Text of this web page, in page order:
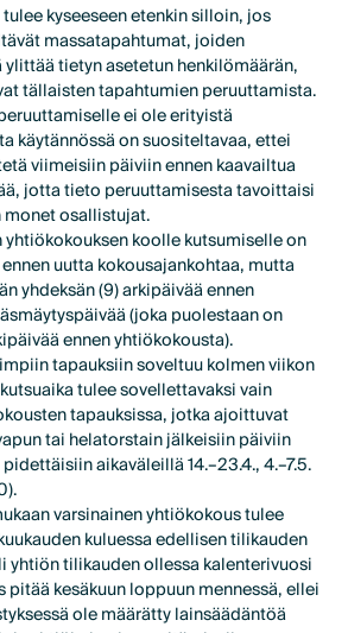
kyseeseen etenkin silloin, jos
massatapahtumat, joiden
tietyn asetetun henkilömäärän,
tällaisten tapahtumien peruuttamista.
ei ole erityistä
käytännössä on suositeltavaa, ettei
viimeisiin päiviin ennen kaavailtua
jotta tieto peruuttamisesta tavoittaisi
osallistujat.
yhtiökokouksen koolle kutsumiselle on
uutta kokousajankohtaa, mutta
yhdeksän (9) arkipäivää ennen
(joka puolestaan on
ennen yhtiökokousta).
tapauksiin soveltuu kolmen viikon
tulee sovellettavaksi vain
tapauksissa, jotka ajoittuvat
tai helatorstain jälkeisiin päiviin
aikaväleillä 14.–23.4., 4.–7.5.
varsinainen yhtiökokous tulee
kuluessa edellisen tilikauden
yhtiön tilikauden ollessa kalenterivuosi
kesäkuun loppuun mennessä, ellei
ole määrätty lainsäädäntöä